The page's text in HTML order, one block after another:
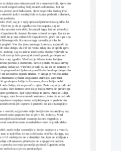
in Julija smo obravnavali že v osnovni šoli, kjer smo
tudi zaigrali nekaj bolj znanih odlomkov, kot so
prizor pod balkonom, skrivna poroka in tragična
omenili tudi v srednji šoli in iz nje prebrali odlomek,
prebrala.
všeč, saj je v njej opisana ljubezenska zgodba, ki
mi je da je zgodba ves čas napeta, saj se
na smrt sovražiti, že zaradi tega, ker se sovražijo
kamor Romeo ni imel vstopa. Ko sta se
da je ona edina hči Capuletovih, prav tako pa ona
Montegovih. Ko sta se tega zavedla je bilo že
pogled. Ves čas jima pomaga Lorenzo, saj misli da
tako dolgo, da več ne vesta zakaj sta se sploh sprli.
stoletje, saj so takrat starši zelo močno vplivali na
zato je bilo precej skrivnih porok, pobegov od
v tej zgodbi. Všeč mi je bilo to kako Julijina
poroko z Romeom, ker se potem res na skrivaj
nekaj ur. Všeč mi je tudi to, da sta se Romeo in
prepovedani ljubezni poročila in hotela pobegniti in
od sovraštva njunih družin. V knjigi je ves čas neka
bratranca Tybalta in ga nato izženejo, zato tudi
ki ga skujeta Julija in Lorenzo, da se Julija ne bi
zelo želijo, da se poroči z njim. Zelo napet je tudi del
dni. Ker Romeo izve da je Julija mrtva še preden ga
grobnico, kjer spije strup in umre. Ampak Julija
zato še ona naredi samomor, tako da se zabode
najdejo mrtev zaljubljen par v grobnici in
otrok jih »spravi k pameti« in tako zakopljejo
v verzih, saj je tako težje berljiva in razumljiva, saj
tako pogosto kot so jih v 16. stoletju. Med
časih mladi vzamejo konec tragedije, v
nenačrtovano za nekakšen vzor in gredo delat
malo težje razumljiva, ker je napisana v verzih,
sem si tudi film, ki mi ni bil tako všeč kot knjiga, saj
v 12. stoletje in ne v današnji čas, kjer se streljajo s
z Romeovo pištolo in ne z njegovim nožem.
s poroko in svojo pomočjo pobotal Capuletove in
način kot si je on predstavljal.